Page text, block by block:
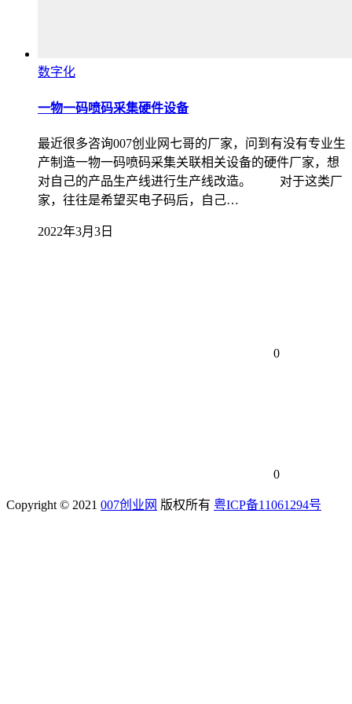
数字化
一物一码喷码采集硬件设备
最近很多咨询007创业网七哥的厂家，问到有没有专业生
产制造一物一码喷码采集关联相关设备的硬件厂家，想
对自己的产品生产线进行生产线改造。 对于这类厂
家，往往是希望买电子码后，自己…
2022年3月3日
0
0
Copyright © 2021 007创业网 版权所有 粤ICP备11061294号